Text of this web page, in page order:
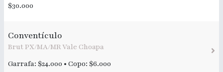
$30.000
Conventículo
Brut PX/MA/MR Vale Choapa
Garrafa: $24.000 • Copo: $6.000